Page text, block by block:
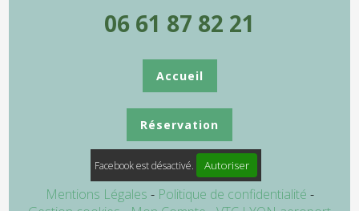
06 61 87 82 21
Accueil
Réservation
Facebook est désactivé. Autoriser
Mentions Légales
Politique de confidentialité